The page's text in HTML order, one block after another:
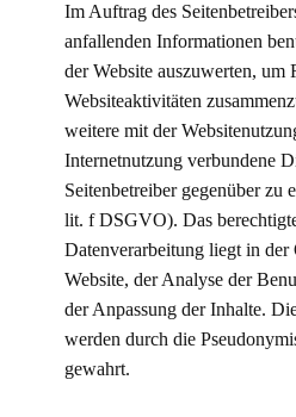
Im Auftrag des
anfallenden Informationen
der Website auszuwerten, um
Websiteaktivitäten
weitere mit der
Internetnutzung verbundene
Seitenbetreiber gegenüber zu
lit. f DSGVO). Das
Datenverarbeitung liegt in der
Website, der Analyse der
der Anpassung der Inhalte.
werden durch die
gewahrt.